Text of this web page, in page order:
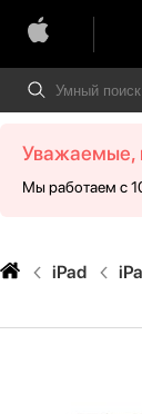
Уважаемые,
Мы работаем с
iPad